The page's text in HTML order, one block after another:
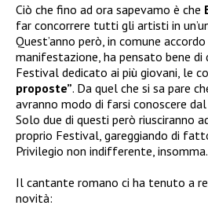
Ciò che fino ad ora sapevamo è che
far concorrere tutti gli artisti in
Quest’anno però, in comune
manifestazione, ha pensato bene di
Festival dedicato ai più giovani, le
proposte”. Da quel che si sa pare
avranno modo di farsi conoscere dal
Solo due di questi però riusciranno
proprio Festival, gareggiando di
Privilegio non indifferente, insomma.
Il cantante romano ci ha tenuto a
novità: